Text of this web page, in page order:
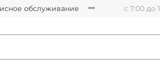
обслуживание с 7:00 до